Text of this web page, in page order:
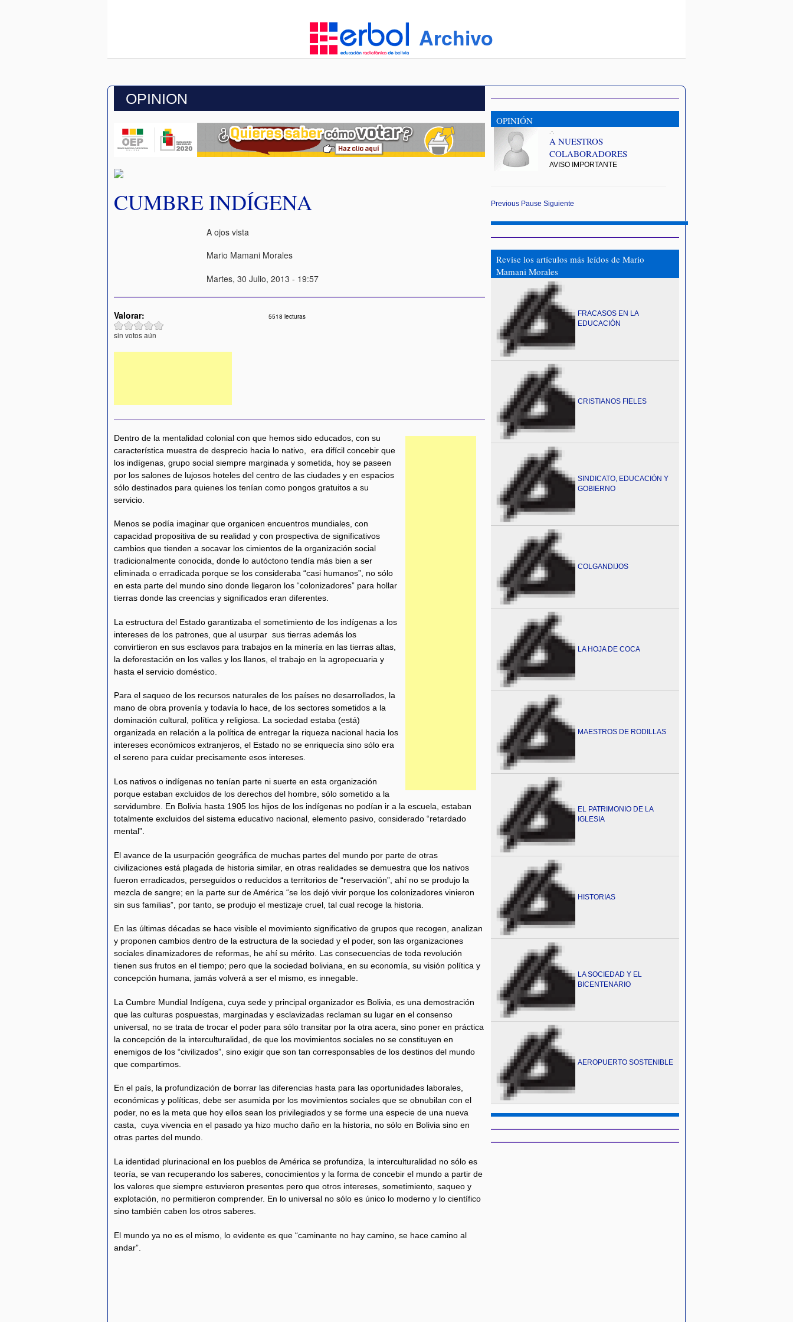
Archivo
OPINION
CUMBRE INDÍGENA
A ojos vista
Mario Mamani Morales
Martes, 30 Julio, 2013 - 19:57
Valorar:
sin votos aún
5518 lecturas
Dentro de la mentalidad colonial con que hemos sido educados, con su
característica muestra de desprecio hacia lo nativo, era difícil concebir que
los indígenas, grupo social siempre marginada y sometida, hoy se paseen
por los salones de lujosos hoteles del centro de las ciudades y en espacios
sólo destinados para quienes los tenían como pongos gratuitos a su
servicio.
Menos se podía imaginar que organicen encuentros mundiales, con
capacidad propositiva de su realidad y con prospectiva de significativos
cambios que tienden a socavar los cimientos de la organización social
tradicionalmente conocida, donde lo autóctono tendía más bien a ser
eliminada o erradicada porque se los consideraba “casi humanos”, no sólo
en esta parte del mundo sino donde llegaron los “colonizadores” para hollar
tierras donde las creencias y significados eran diferentes.
La estructura del Estado garantizaba el sometimiento de los indígenas a los
intereses de los patrones, que al usurpar sus tierras además los
convirtieron en sus esclavos para trabajos en la minería en las tierras altas,
la deforestación en los valles y los llanos, el trabajo en la agropecuaria y
hasta el servicio doméstico.
Para el saqueo de los recursos naturales de los países no desarrollados, la
mano de obra provenía y todavía lo hace, de los sectores sometidos a la
dominación cultural, política y religiosa. La sociedad estaba (está)
organizada en relación a la política de entregar la riqueza nacional hacia los
intereses económicos extranjeros, el Estado no se enriquecía sino sólo era
el sereno para cuidar precisamente esos intereses.
Los nativos o indígenas no tenían parte ni suerte en esta organización
porque estaban excluidos de los derechos del hombre, sólo sometido a la
servidumbre. En Bolivia hasta 1905 los hijos de los indígenas no podían ir a la escuela, estaban
totalmente excluidos del sistema educativo nacional, elemento pasivo, considerado “retardado
mental”.
El avance de la usurpación geográfica de muchas partes del mundo por parte de otras
civilizaciones está plagada de historia similar, en otras realidades se demuestra que los nativos
fueron erradicados, perseguidos o reducidos a territorios de “reservación”, ahí no se produjo la
mezcla de sangre; en la parte sur de América “se los dejó vivir porque los colonizadores vinieron
sin sus familias”, por tanto, se produjo el mestizaje cruel, tal cual recoge la historia.
En las últimas décadas se hace visible el movimiento significativo de grupos que recogen, analizan
y proponen cambios dentro de la estructura de la sociedad y el poder, son las organizaciones
sociales dinamizadores de reformas, he ahí su mérito. Las consecuencias de toda revolución
tienen sus frutos en el tiempo; pero que la sociedad boliviana, en su economía, su visión política y
concepción humana, jamás volverá a ser el mismo, es innegable.
La Cumbre Mundial Indígena, cuya sede y principal organizador es Bolivia, es una demostración
que las culturas pospuestas, marginadas y esclavizadas reclaman su lugar en el consenso
universal, no se trata de trocar el poder para sólo transitar por la otra acera, sino poner en práctica
la concepción de la interculturalidad, de que los movimientos sociales no se constituyen en
enemigos de los “civilizados”, sino exigir que son tan corresponsables de los destinos del mundo
que compartimos.
En el país, la profundización de borrar las diferencias hasta para las oportunidades laborales,
económicas y políticas, debe ser asumida por los movimientos sociales que se obnubilan con el
poder, no es la meta que hoy ellos sean los privilegiados y se forme una especie de una nueva
casta, cuya vivencia en el pasado ya hizo mucho daño en la historia, no sólo en Bolivia sino en
otras partes del mundo.
La identidad plurinacional en los pueblos de América se profundiza, la interculturalidad no sólo es
teoría, se van recuperando los saberes, conocimientos y la forma de concebir el mundo a partir de
los valores que siempre estuvieron presentes pero que otros intereses, sometimiento, saqueo y
explotación, no permitieron comprender. En lo universal no sólo es único lo moderno y lo científico
sino también caben los otros saberes.
El mundo ya no es el mismo, lo evidente es que “caminante no hay camino, se hace camino al
andar”.
OPINIÓN
.-.
A NUESTROS
COLABORADORES
AVISO IMPORTANTE
Previous Pause Siguiente
Revise los artículos más leídos de Mario
Mamani Morales
FRACASOS EN LA
EDUCACIÓN
CRISTIANOS FIELES
SINDICATO, EDUCACIÓN Y
GOBIERNO
COLGANDIJOS
LA HOJA DE COCA
MAESTROS DE RODILLAS
EL PATRIMONIO DE LA
IGLESIA
HISTORIAS
LA SOCIEDAD Y EL
BICENTENARIO
AEROPUERTO SOSTENIBLE